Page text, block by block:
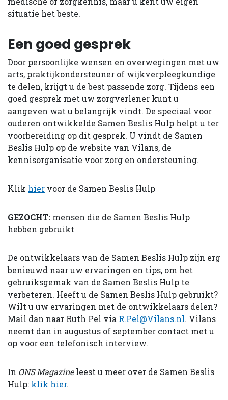
situatie het beste.
Een goed gesprek
Door persoonlijke wensen en overwegingen met uw
arts, praktijkondersteuner of wijkverpleegkundige
te delen, krijgt u de best passende zorg. Tijdens een
goed gesprek met uw zorgverlener kunt u
aangeven wat u belangrijk vindt. De speciaal voor
ouderen ontwikkelde Samen Beslis Hulp helpt u ter
voorbereiding op dit gesprek. U vindt de Samen
Beslis Hulp op de website van Vilans, de
kennisorganisatie voor zorg en ondersteuning.
Klik hier voor de Samen Beslis Hulp
GEZOCHT: mensen die de Samen Beslis Hulp
hebben gebruikt
De ontwikkelaars van de Samen Beslis Hulp zijn erg
benieuwd naar uw ervaringen en tips, om het
gebruiksgemak van de Samen Beslis Hulp te
verbeteren. Heeft u de Samen Beslis Hulp gebruikt?
Wilt u uw ervaringen met de ontwikkelaars delen?
Mail dan naar Ruth Pel via R.Pel@Vilans.nl. Vilans
neemt dan in augustus of september contact met u
op voor een telefonisch interview.
In ONS Magazineleest u meer over de Samen Beslis
Hulp: klik hier.